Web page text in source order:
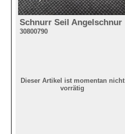
Schnurr Seil Angelschnur
30800790
Dieser Artikel ist momentan nicht
vorrätig